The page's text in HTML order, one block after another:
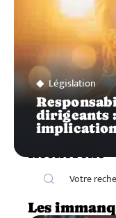
Législation
dirigeants
Les